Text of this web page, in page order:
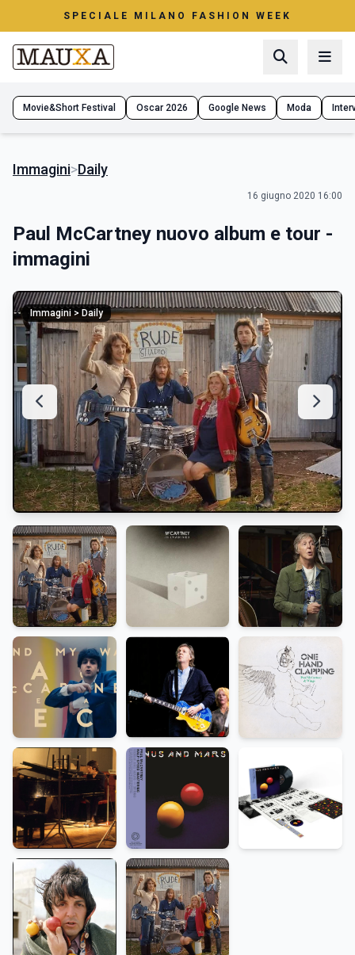
SPECIALE MILANO FASHION WEEK
Movie&Short Festival Oscar 2026 Google News Moda
Immagini>Daily
16 giugno 2020 16:00
Paul McCartney nuovo album e tour -
immagini
Immagini > Daily